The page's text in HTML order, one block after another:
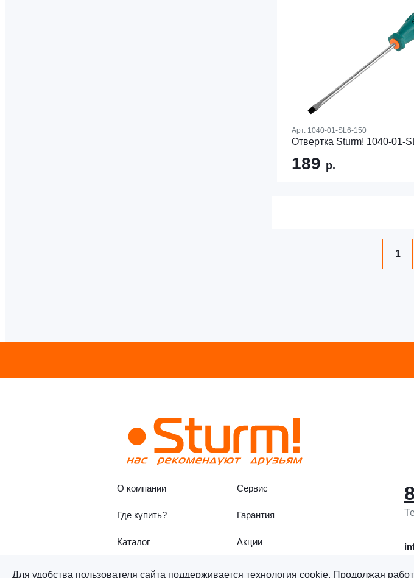
Арт. 1040-01-SL6-150
Отвертка Sturm! 1040-01-
189 р.
1
О компании Сервис
Где купить? Гарантия
Каталог Акции
Для удобства пользователя сайта поддерживается технология cookie. Продолжая